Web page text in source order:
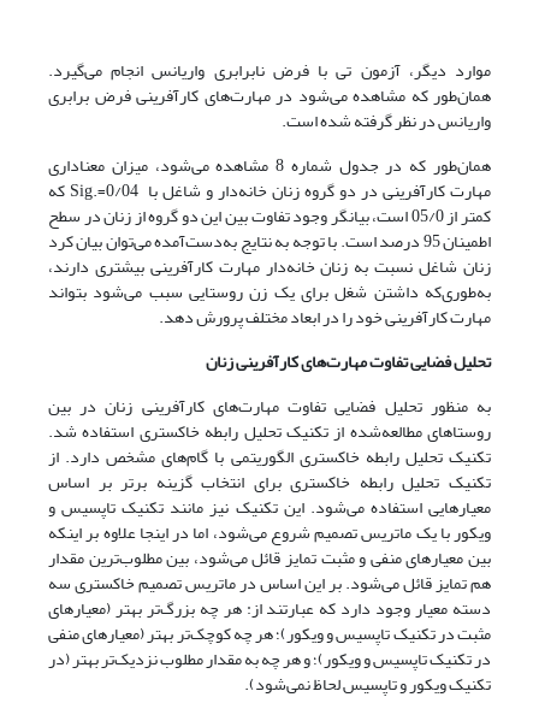
موارد دیگر، آزمون تی با فرض نابرابری واریانس انجام می‌گیرد.
همان‌طور که مشاهده می‌شود در مهارت‌های کارآفرینی فرض برابری
واریانس در نظر گرفته ‌شده است.
همان‌طور که در جدول شماره 8 مشاهده می‌شود، میزان معناداری
مهارت کارآفرینی در دو گروه زنان خانه‌دار و شاغل با Sig.=0/04 که
کمتر از 05/0 است، بیانگر وجود تفاوت بین این دو گروه از زنان در سطح
اطمینان 95 درصد است. با توجه به نتایج به‌دست‌آمده می‌توان بیان کرد
زنان شاغل نسبت به زنان خانه‌دار مهارت کارآفرینی بیشتری دارند،
به‌طوری‌که داشتن شغل برای یک زن روستایی سبب می‌شود بتواند
مهارت کارآفرینی خود را در ابعاد مختلف پرورش دهد.
تحلیل فضایی تفاوت مهارت‌های کارآفرینی زنان
به منظور تحلیل فضایی تفاوت مهارت‌های کارآفرینی زنان در بین
روستاهای مطالعه‌شده از تکنیک تحلیل رابطه خاکستری استفاده ‌شد.
تکنیک تحلیل رابطه خاکستری الگوریتمی با گام‌های مشخص دارد. از
تکنیک تحلیل رابطه خاکستری برای انتخاب گزینه برتر بر اساس
معیارهایی استفاده می‌شود. این تکنیک نیز مانند تکنیک تاپسیس و
ویکور با یک ماتریس تصمیم شروع می‌شود، اما در اینجا علاوه بر اینکه
بین معیارهای منفی و مثبت تمایز قائل می‌شود، بین مطلوب‌ترین مقدار
هم تمایز قائل می‌شود. بر این اساس در ماتریس تصمیم خاکستری سه
دسته معیار وجود دارد که عبارتند از: هر چه بزرگ‌تر بهتر (معیارهای
مثبت در تکنیک تاپسیس و ویکور)؛ هر چه کوچک‌تر بهتر (معیارهای منفی
در تکنیک تاپسیس و ویکور)؛ و هر چه به مقدار مطلوب نزدیک‌تر بهتر (در
تکنیک ویکور و تاپسیس لحاظ نمی‌شود).